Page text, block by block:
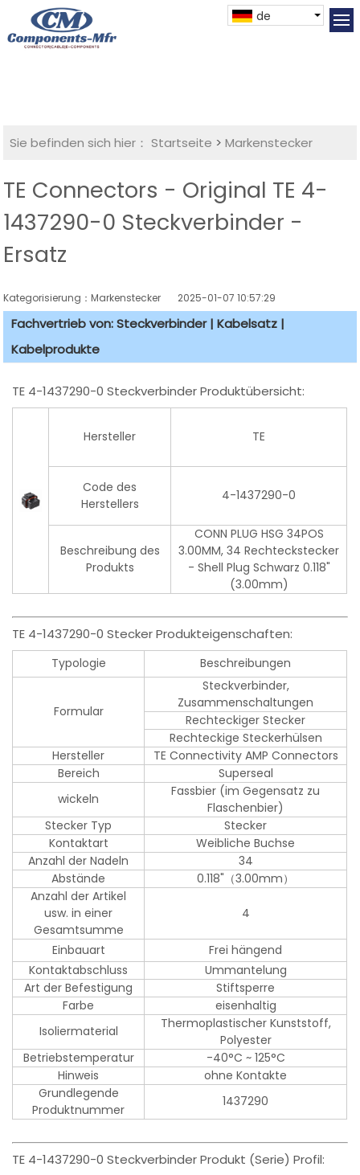
de
Sie befinden sich hier： Startseite >Markenstecker
TE Connectors - Original TE 4-
1437290-0 Steckverbinder -
Ersatz
Kategorisierung：Markenstecker 2025-01-07 10:57:29
Fachvertrieb von: Steckverbinder | Kabelsatz |
Kabelprodukte
TE 4-1437290-0 Steckverbinder Produktübersicht:
Hersteller TE
Code des
Herstellers
4-1437290-0
Beschreibung des
Produkts
CONN PLUG HSG 34POS
3.00MM, 34 Rechteckstecker
- Shell Plug Schwarz 0.118"
(3.00mm)
TE 4-1437290-0 Stecker Produkteigenschaften:
Typologie Beschreibungen
Formular
Steckverbinder,
Zusammenschaltungen
Rechteckiger Stecker
Rechteckige Steckerhülsen
Hersteller
TE Connectivity AMP Connectors
Bereich
Superseal
wickeln
Fassbier (im Gegensatz zu
Flaschenbier)
Stecker Typ
Stecker
Kontaktart
Weibliche Buchse
Anzahl der Nadeln
34
Abstände
0.118"（3.00mm）
Anzahl der Artikel
usw. in einer
Gesamtsumme
4
Einbauart
Frei hängend
Kontaktabschluss
Ummantelung
Art der Befestigung
Stiftsperre
Farbe
eisenhaltig
Isoliermaterial
Thermoplastischer Kunststoff,
Polyester
Betriebstemperatur
-40°C ~ 125°C
Hinweis
ohne Kontakte
Grundlegende
Produktnummer
1437290
TE 4-1437290-0 Steckverbinder Produkt (Serie) Profil: